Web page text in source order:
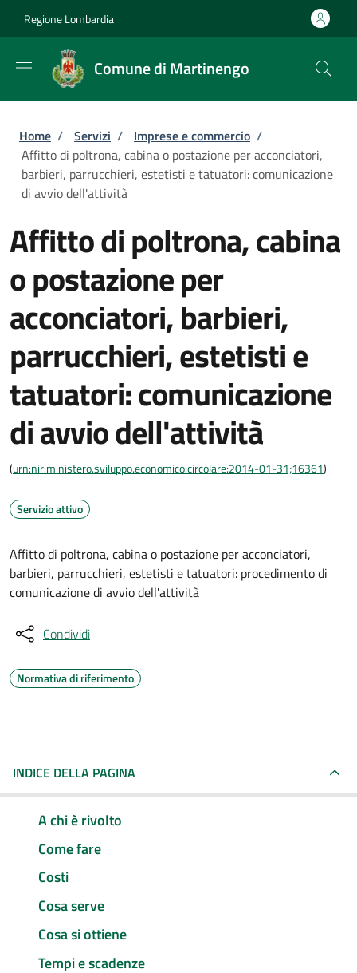
Regione Lombardia
Comune di Martinengo
Briciole di pane
Home / Servizi / Imprese e commercio /
Affitto di poltrona, cabina o postazione per acconciatori,
barbieri, parrucchieri, estetisti e tatuatori: comunicazione
di avvio dell'attività
Affitto di poltrona, cabina
o postazione per
acconciatori, barbieri,
parrucchieri, estetisti e
tatuatori: comunicazione
di avvio dell'attività
(urn:nir:ministero.sviluppo.economico:circolare:2014-01-31;16361)
Servizio attivo
Affitto di poltrona, cabina o postazione per acconciatori,
barbieri, parrucchieri, estetisti e tatuatori: procedimento di
comunicazione di avvio dell'attività
Condividi
Normativa di riferimento
INDICE DELLA PAGINA
A chi è rivolto
Come fare
Costi
Cosa serve
Cosa si ottiene
Tempi e scadenze